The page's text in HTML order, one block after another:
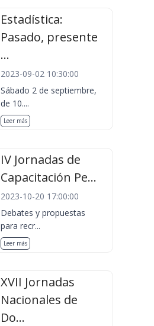
Estadística:
Pasado, presente
...
2023-09-02 10:30:00
Sábado 2 de septiembre,
de 10....
Leer más
IV Jornadas de
Capacitación Pe...
2023-10-20 17:00:00
Debates y propuestas
para recr...
Leer más
XVII Jornadas
Nacionales de
Do...